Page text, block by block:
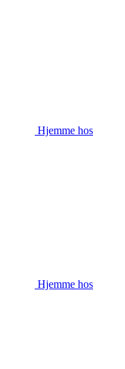
Hjemme hos
Hjemme hos